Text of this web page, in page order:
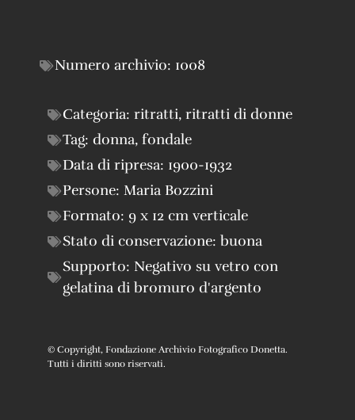
Numero archivio: 1008
Categoria: ritratti, ritratti di donne
Tag: donna, fondale
Data di ripresa: 1900-1932
Persone: Maria Bozzini
Formato: 9 x 12 cm verticale
Stato di conservazione: buona
Supporto: Negativo su vetro con
gelatina di bromuro d'argento
© Copyright, Fondazione Archivio Fotografico Donetta.
Tutti i diritti sono riservati.